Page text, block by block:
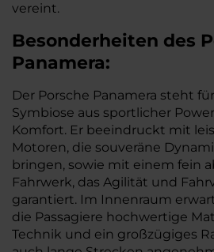
vereint.
Besonderheiten des
Panamera:
Der Porsche Panamera steht
Symbiose aus sportlicher
Komfort. Er beeindruckt mit
Motoren, die souveräne
bringen, sowie mit einem fein
Fahrwerk, das Agilität und
garantiert. Im Innenraum
die Passagiere hochwertige
Technik und ein großzügiges